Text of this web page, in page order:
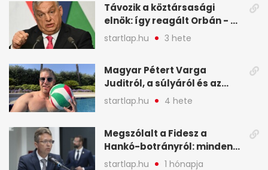
Távozik a köztársasági
elnök: így reagált Orbán - A
hét legfontosabb hírei
képekben
startlap.hu 3 hete
Magyar Pétert Varga
Juditról, a súlyáról és az
alvásidejéről is faggatták a
Redditen, sok kérdésre sírva
A hét legfontosabb hírei
képekben
startlap.hu 4 hete
Megszólalt a Fidesz a
Hankó-botrányról: minden
forint jó helyre ment - A hét
startlap.hu 1 hónapja